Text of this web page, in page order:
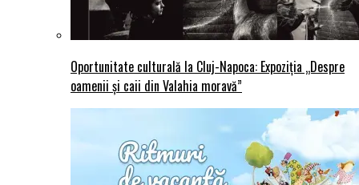
Oportunitate culturală la Cluj-Napoca: Expoziția „Despre
oamenii și caii din Valahia moravă”